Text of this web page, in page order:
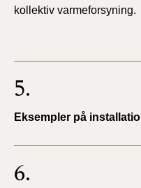
kollektiv varmeforsyning.
5.
Eksempler på
6.